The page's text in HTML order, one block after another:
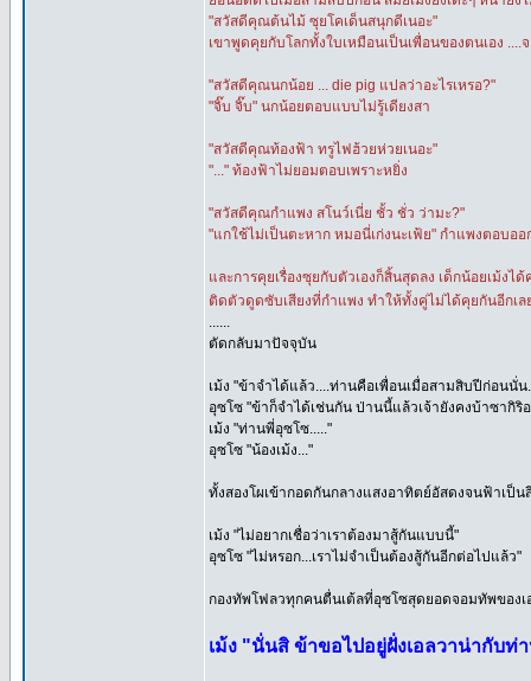
"สวัสดีคุณต้นไม้ ซุยโคเด็นสนุกดีเนอะ"
เขาพูดคุยกับโลกทั้งใบเหมือนเป็นเพื่อนของตนเอง
"สวัสดีคุณนกน้อย ... die pig แปลว่าอะไรเหรอ?"
"จิ๊บ จิ๊บ" นกน้อยตอบแบบไม่รู้เดียงสา
"สวัสดีคุณท้องฟ้า ทรูไฟฮ้วยห่วยเนอะ"
"..." ท้องฟ้าไม่ยอมตอบเพราะหยิ่ง
"สวัสดีคุณกำแพง สโนว์เนี่ย ชั้ว ชั่ว ว่ามะ?"
"แกใช้ไม่เป็นตะหาก หมอนี่เก่งนะเฟ้ย" กำแพงตอบอ
และการคุยเรื่องซุยกับตัวเองก็สิ้นสุดลง เด็กน้อยเม้ง
ติดตัวดูดซับเสียงที่กำแพง ทำให้ทั้งคู่ไม่ได้คุยกันอีกเล
......
ตัดกลับมาปัจจุบัน
เม้ง "ข้าจำได้แล้ว....ท่านคือเพื่อนเมื่อสามสิบปีก่อนนั่น
อุซโซ "ข้าก็จำได้เช่นกัน ป่านนี้แล้วเจ้ายังคงบ้าซากิริอ
เม้ง "ท่านพี่อุซโซ....."
อุซโซ "น้องเม้ง..."
ทั้งสองโผเข้ากอดกันกลางแสงอาทิตย์อัสดงจนฟ้าเป็
เม้ง "ไม่อยากเชื่อว่าเราต้องมาสู้กันแบบนี้"
อุซโซ "ไม่หรอก...เราไม่จำเป็นต้องสู้กันอีกต่อไปแล้ว"
กองทัพโฟลวทุกคนตื่นเต้ลที่อุซโซสุดยอดจอมทัพของเ
เม้ง "นั่นสิ ข้าขอไปอยู่ฝั่งเอลวาน่ากับท่